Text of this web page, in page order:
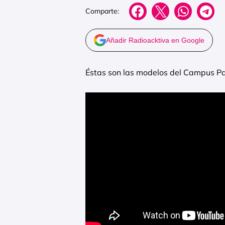
Comparte:
Añadir Radioacktiva en Google
Éstas son las modelos del Campus